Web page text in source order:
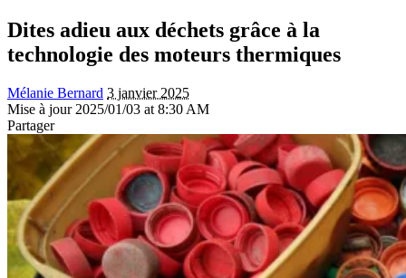
Dites adieu aux déchets grâce à la
technologie des moteurs thermiques
Mélanie Bernard 3 janvier 2025
Mise à jour 2025/01/03 at 8:30 AM
Partager